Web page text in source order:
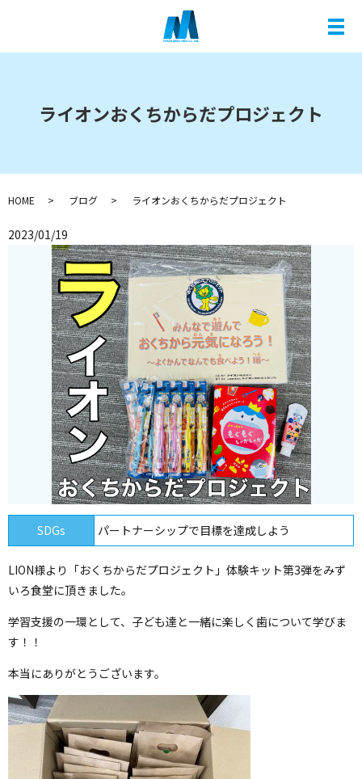
メ
ライオンおくちからだプロジェクト
HOME ブログ ライオンおくちからだプロジェクト
2023/01/19
SDGs パートナーシップで目標を達成しよう
LION様より「おくちからだプロジェクト」体験キット第3弾をみず
いろ食堂に頂きました。
学習支援の一環として、子ども達と一緒に楽しく歯について学びま
す！！
本当にありがとうございます。